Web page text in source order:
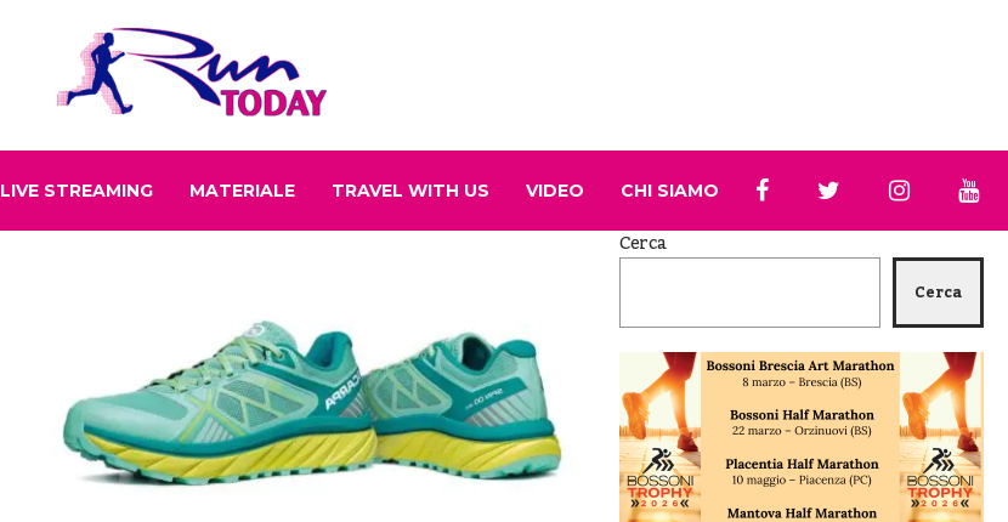
LIVE STREAMING MATERIALE TRAVEL WITH US VIDEO CHI SIAMO
Cerca
Cerca